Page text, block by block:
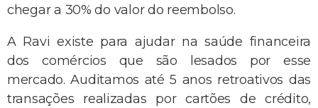
chegar a 30% do valor do reembolso.
A Ravi existe para ajudar na saúde financeira
dos comércios que são lesados por esse
mercado. Auditamos até 5 anos retroativos das
transações realizadas por cartões de crédito,